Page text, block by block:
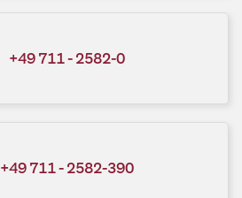
+49 711 - 2582-0
+49 711 - 2582-390